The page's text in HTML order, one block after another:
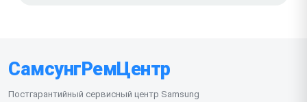
СамсунгРемЦентр
Постгарантийный сервисный центр Samsung